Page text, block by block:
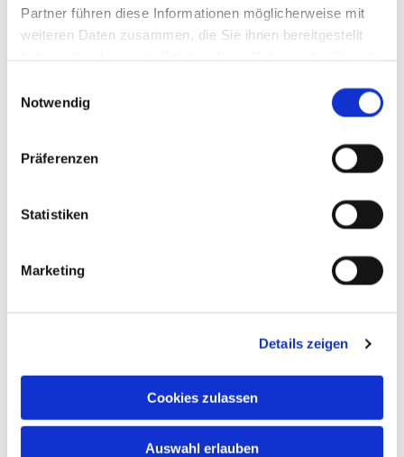
Partner führen diese Informationen möglicherweise mit
weiteren Daten zusammen, die Sie ihnen bereitgestellt
Notwendig
Präferenzen
Statistiken
Marketing
Details zeigen
Cookies zulassen
Auswahl erlauben